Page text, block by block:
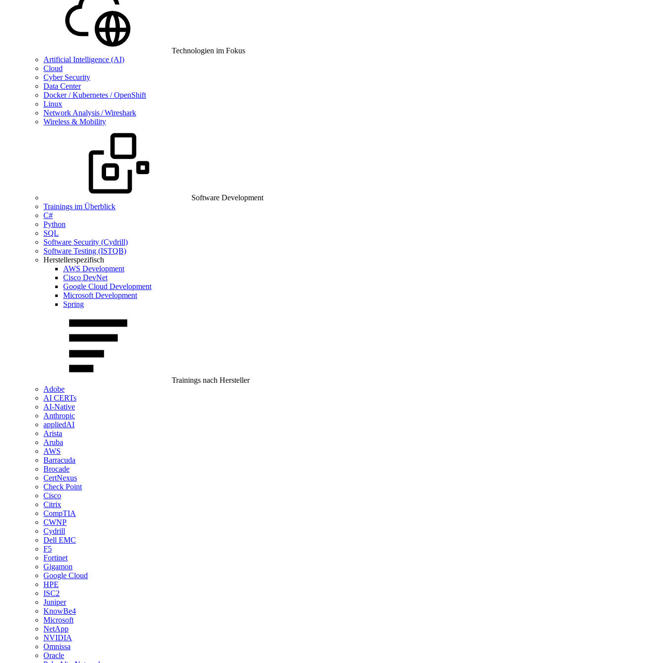
Technologien im Fokus
Artificial Intelligence (AI)
Cloud
Cyber Security
Data Center
Docker / Kubernetes / OpenShift
Linux
Network Analysis / Wireshark
Wireless & Mobility
Software Development
Trainings im Überblick
C#
Python
SQL
Software Security (Cydrill)
Software Testing (ISTQB)
Herstellerspezifisch
AWS Development
Cisco DevNet
Google Cloud Development
Microsoft Development
Spring
Trainings nach Hersteller
Adobe
AI CERTs
AI-Native
Anthropic
appliedAI
Arista
Aruba
AWS
Barracuda
Brocade
CertNexus
Check Point
Cisco
Citrix
CompTIA
CWNP
Cydrill
Dell EMC
F5
Fortinet
Gigamon
Google Cloud
HPE
ISC2
Juniper
KnowBe4
Microsoft
NetApp
NVIDIA
Omnissa
Oracle